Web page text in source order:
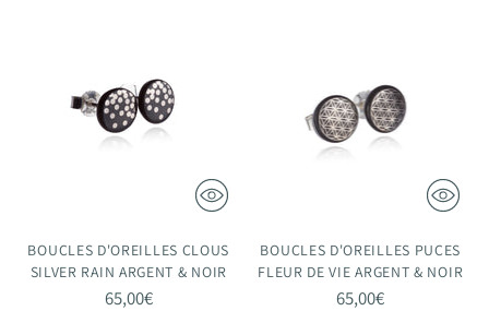
BOUCLES D'OREILLES CLOUS
SILVER RAIN ARGENT & NOIR
65,00€
BOUCLES D'OREILLES PUCES
FLEUR DE VIE ARGENT & NOIR
65,00€